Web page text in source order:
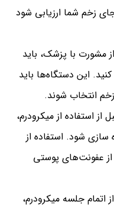
زخم شما ارزیابی شود
مشورت با پزشک، باید
این دستگاه‌ها باید
انتخاب شوند.
استفاده از میکرودرم،
شود. استفاده از
عفونت‌های پوستی
جلسه میکرودرم،